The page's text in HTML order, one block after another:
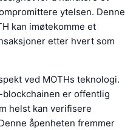
ytelsen. Denne
kan imøtekomme et
etter hvert som
ved MOTHs teknologi.
er offentlig
helst kan verifisere
åpenheten fremmer